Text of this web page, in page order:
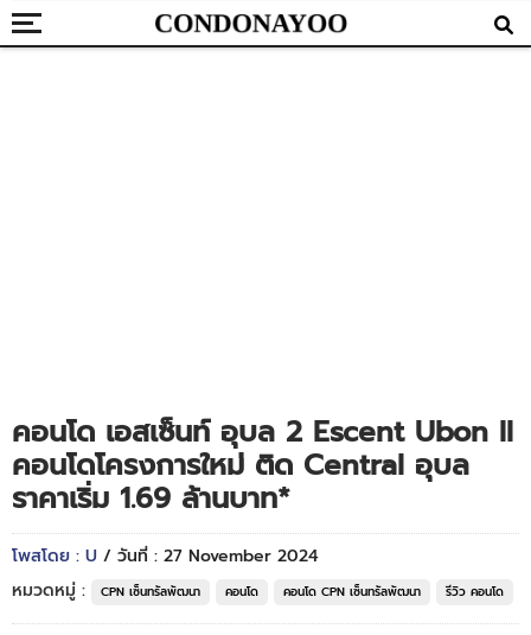
คอนโด เอสเซ็นท์ อุบล 2 Escent Ubon II
คอนโดโครงการใหม่ ติด Central อุบล
ราคาเริ่ม 1.69 ล้านบาท*
โพสโดย : U / วันที่ : 27 November 2024
หมวดหมู่ :
CPN เซ็นทรัลพัฒนา คอนโด คอนโด CPN เซ็นทรัลพัฒนา รีวิว คอนโด